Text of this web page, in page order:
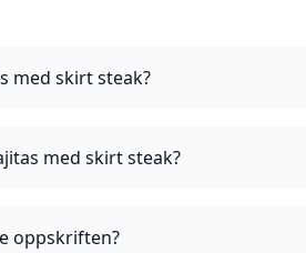
med skirt steak?
med skirt steak?
oppskriften?